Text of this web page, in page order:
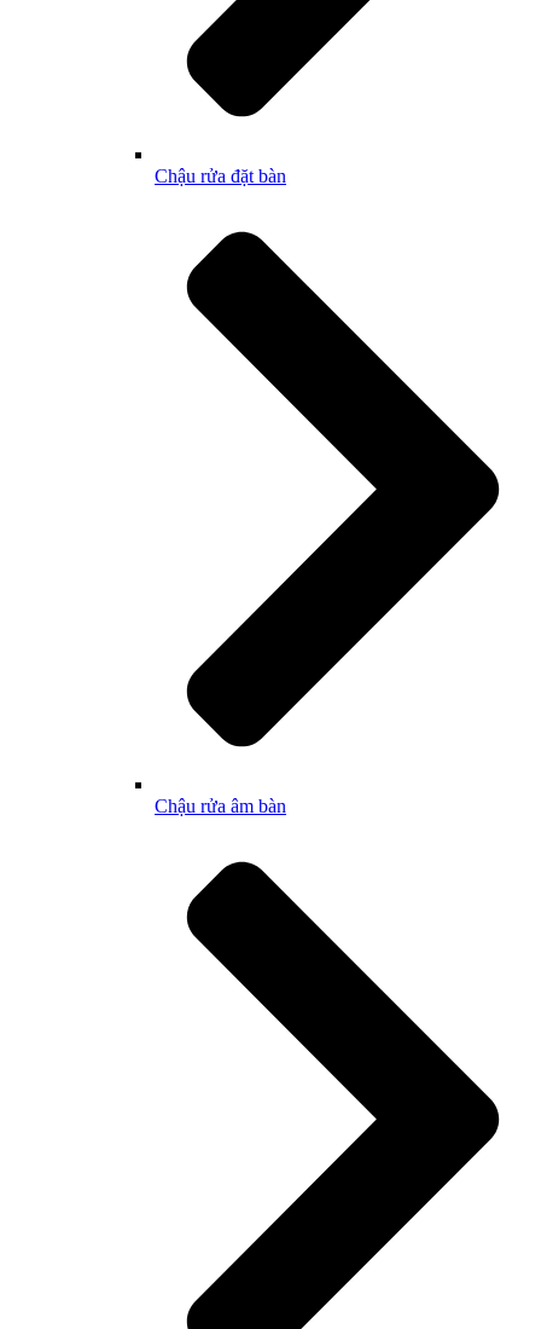
Chậu rửa đặt bàn
Chậu rửa âm bàn